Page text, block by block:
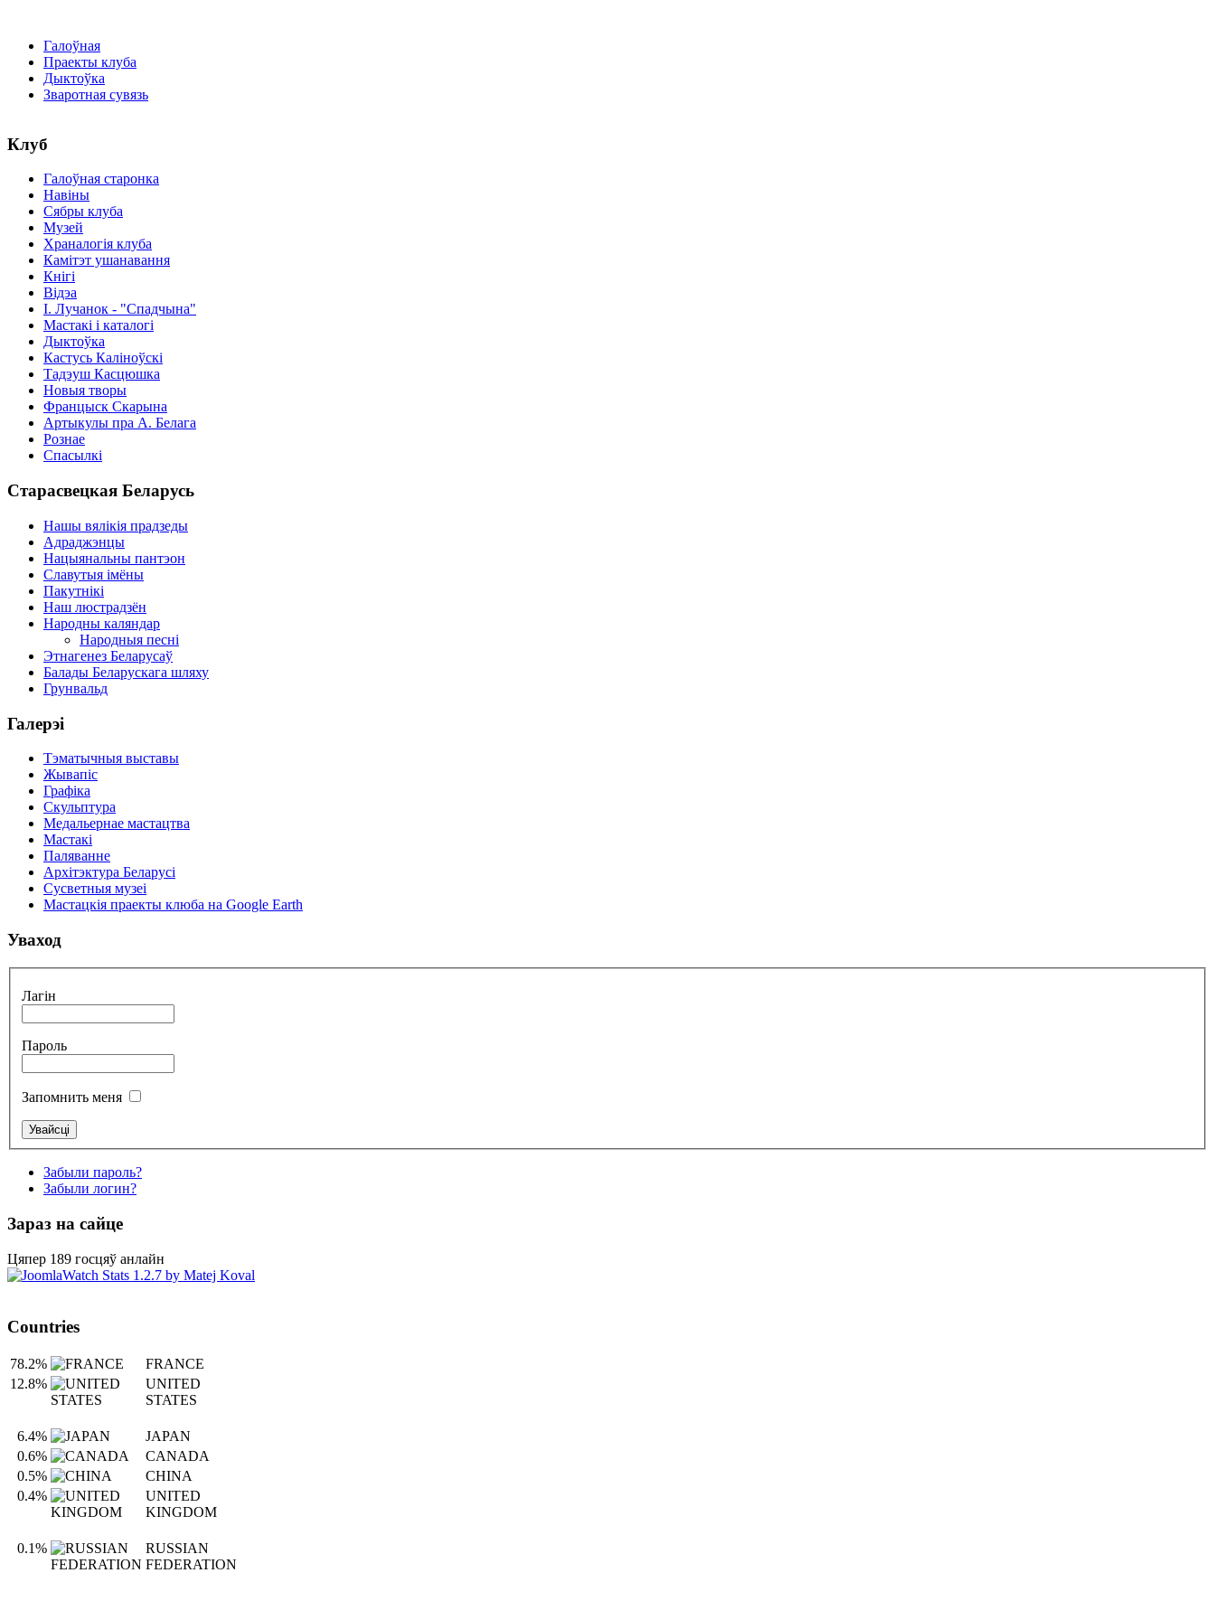
Галоўная
Праекты клуба
Дыктоўка
Зваротная сувязь
Клуб
Галоўная старонка
Навіны
Сябры клуба
Музей
Храналогія клуба
Камітэт ушанавання
Кнігі
Відэа
І. Лучанок - "Спадчына"
Мастакі i каталогi
Дыктоўка
Кастусь Каліноўскі
Тадэуш Касцюшка
Новыя творы
Францыск Скарына
Артыкулы пра А. Белага
Рознае
Спасылкі
Старасвецкая Беларусь
Нашы вялікія прадзеды
Адраджэнцы
Нацыянальны пантэон
Славутыя імёны
Пакутнікі
Наш люстрадзён
Народны каляндар
Народныя песні
Этнагенез Беларусаў
Балады Беларускага шляху
Грунвальд
Галерэі
Тэматычныя выставы
Жывапіс
Графіка
Скульптура
Медальернае мастацтва
Мастакі
Паляванне
Архітэктура Беларусі
Сусветныя музеі
Мастацкія праекты клюба на Google Earth
Уваход
Лагін
Пароль
Запомнить меня
Забыли пароль?
Забыли логин?
Зараз на сайце
Цяпер 189 госцяў анлайн
Countries
78.2%
FRANCE
12.8%
UNITED
STATES
6.4%
JAPAN
0.6%
CANADA
0.5%
CHINA
0.4%
UNITED
KINGDOM
0.1%
RUSSIAN
FEDERATION